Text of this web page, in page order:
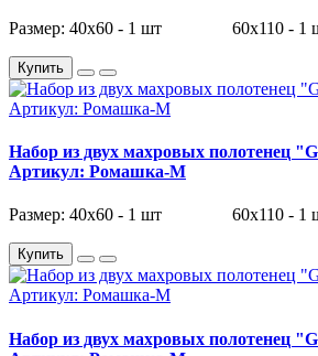
Размер: 40х60 - 1 шт 60х110 - 1
Купить
Набор из двух махровых полотенец
Артикул: Ромашка-М
Размер: 40х60 - 1 шт 60х110 - 1
Купить
Набор из двух махровых полотенец